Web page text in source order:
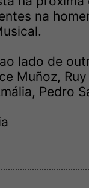
na
lado de
Muñoz,
Pedro